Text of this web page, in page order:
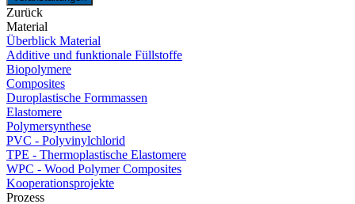
Zurück
Material
Überblick Material
Additive und funktionale Füllstoffe
Biopolymere
Composites
Duroplastische Formmassen
Elastomere
Polymersynthese
PVC - Polyvinylchlorid
TPE - Thermoplastische Elastomere
WPC - Wood Polymer Composites
Kooperationsprojekte
Prozess